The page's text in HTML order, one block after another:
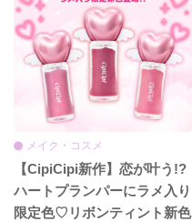
メイク・コスメ
【CipiCipi新作】恋が叶う!?
ハートプランパーにラメ入り
限定色♡リボンティント新色